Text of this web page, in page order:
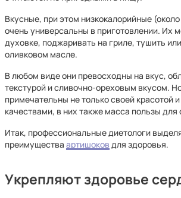
Вкусные, при этом низкокалорийные
очень универсальны в приготовлении. Их
духовке, поджаривать на гриле, тушить
оливковом масле.
В любом виде они превосходны на вкус,
текстурой и сливочно-ореховым вкусом.
примечательны не только своей красотой
качествами, в них также масса пользы для
Итак, профессиональные диетологи
преимущества артишоков для здоровья.
Укрепляют здоровье